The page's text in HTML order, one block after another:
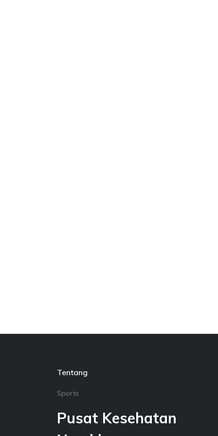
Tentang
Sports
Pusat Kesehatan